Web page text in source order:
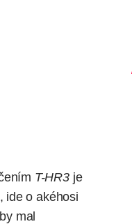
T-HR3je
ide o akéhosi
mal